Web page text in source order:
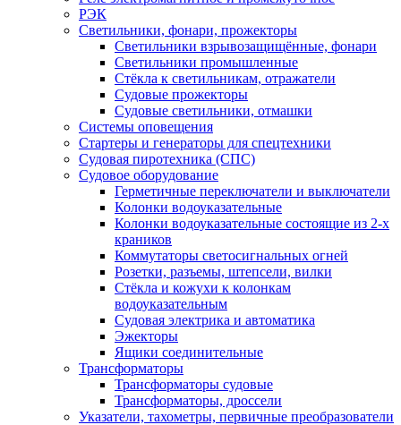
РЭК
Светильники, фонари, прожекторы
Светильники взрывозащищённые, фонари
Светильники промышленные
Стёкла к светильникам, отражатели
Судовые прожекторы
Судовые светильники, отмашки
Системы оповещения
Стартеры и генераторы для спецтехники
Судовая пиротехника (СПС)
Судовое оборудование
Герметичные переключатели и выключатели
Колонки водоуказательные
Колонки водоуказательные состоящие из 2-х
краников
Коммутаторы светосигнальных огней
Розетки, разъемы, штепсели, вилки
Стёкла и кожухи к колонкам
водоуказательным
Судовая электрика и автоматика
Эжекторы
Ящики соединительные
Трансформаторы
Трансформаторы судовые
Трансформаторы, дроссели
Указатели, тахометры, первичные преобразователи